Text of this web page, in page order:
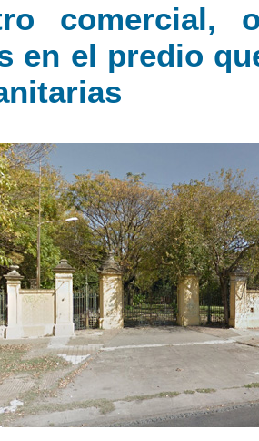
comercial,
en el predio